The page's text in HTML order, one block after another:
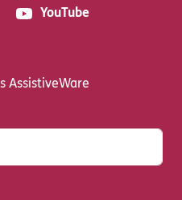
YouTube
AssistiveWare